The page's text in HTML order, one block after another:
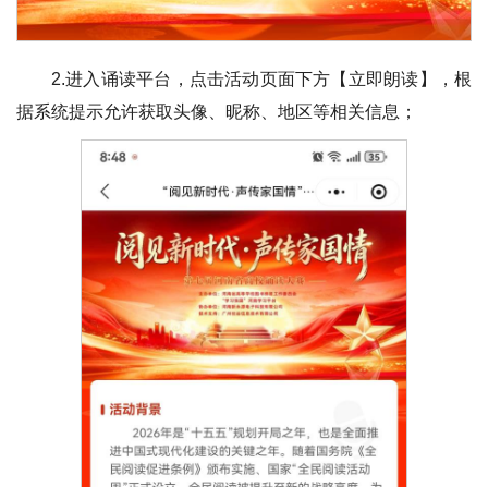
2.进入诵读平台，点击活动页面下方【立即朗读】，根
据系统提示允许获取头像、昵称、地区等相关信息；